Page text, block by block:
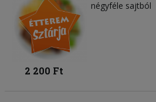
négyféle sajtból
2 200 Ft